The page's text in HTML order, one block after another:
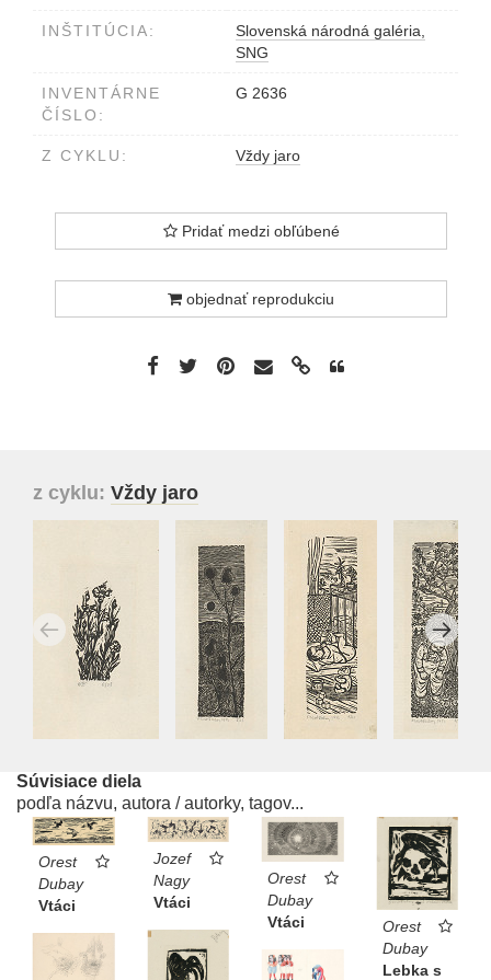
INŠTITÚCIA:
Slovenská národná galéria,
SNG
INVENTÁRNE
ČÍSLO:
G 2636
Z CYKLU: Vždy jaro
Pridať medzi obľúbené
objednať reprodukciu
z cyklu: Vždy jaro
Súvisiace diela
podľa názvu, autora / autorky, tagov...
Orest
Dubay
Vtáci
Jozef
Nagy
Vtáci
Orest
Dubay
Vtáci
Orest
Dubay
Lebka s